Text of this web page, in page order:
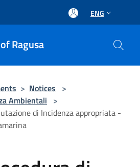
ENG
Ragusa
> Notices >
Ambientali >
di Incidenza appropriata -